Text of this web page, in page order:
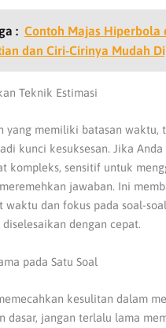
: Contoh Majas Hiperbola
dan Ciri-Cirinya Mudah
Teknik Estimasi
yang memiliki batasan waktu,
kunci kesuksesan. Jika
kompleks, sensitif untuk
jawaban. Ini
waktu dan fokus pada soal-
dengan cepat.
pada Satu Soal
kesulitan dalam
dasar, jangan terlalu lama